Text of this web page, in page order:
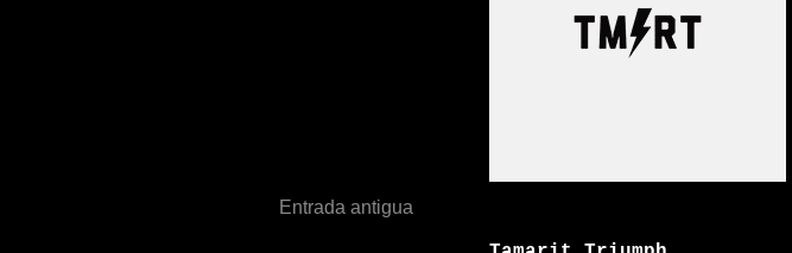
Entrada antigua